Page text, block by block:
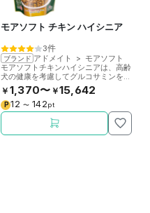
モアソフト チキン ハイシニア
3件
ブランド アドメイト > モアソフト
モアソフトチキンハイシニアは、高齢
犬の健康を考慮してグルコサミンを配
合した老犬用ソフトタイプドッグフー
ドです。
￥ 1,370〜 ￥15,642
P 12 〜 142pt